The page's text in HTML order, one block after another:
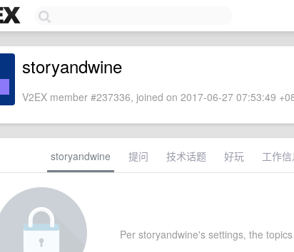
storyandwine
V2EX member #237336, joined on 2017-06-27 07:53:49
storyandwine 提问 技术话题 好玩 工作信
Per storyandwine's settings, the